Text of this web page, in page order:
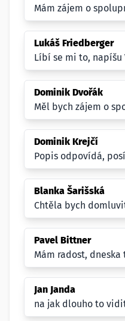
Mám zájem o
Lukáš Friedberger
Líbí se mi to, napíšu
Dominik Dvořák
Měl bych zájem o
Dominik Krejčí
Popis odpovídá,
Blanka Šarišská
Chtěla bych
Pavel Bittner
Mám radost,
Jan Janda
na jak dlouho to